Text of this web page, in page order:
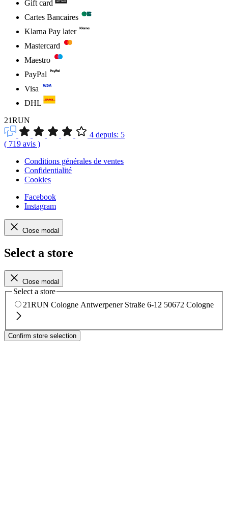
Gift card
Cartes Bancaires
Klarna Pay later
Mastercard
Maestro
PayPal
Visa
DHL
21RUN
4 depuis: 5
( 719 avis )
Conditions générales de ventes
Confidentialité
Cookies
Facebook
Instagram
Close modal
Select a store
Close modal
Select a store
21RUN Cologne Antwerpener Straße 6-12 50672 Cologne
Confirm store selection